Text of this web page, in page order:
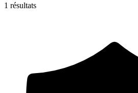
1 résultats